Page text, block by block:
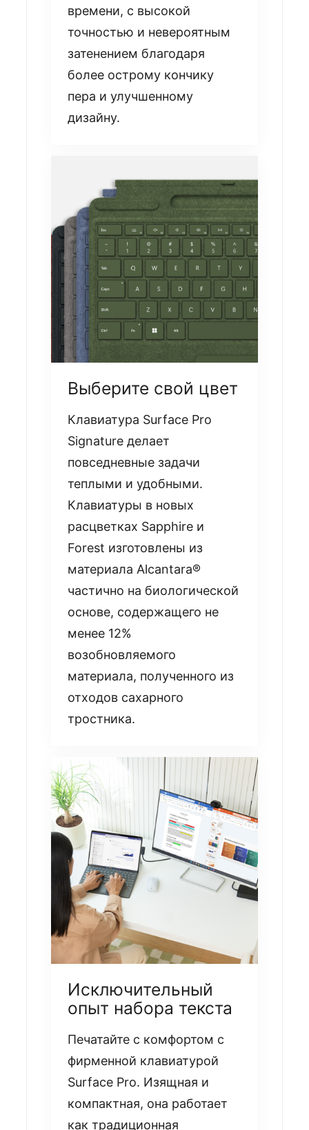
времени, с высокой
точностью и невероятным
затенением благодаря
более острому кончику
пера и улучшенному
дизайну.
Выберите свой цвет
Клавиатура Surface Pro
Signature делает
повседневные задачи
теплыми и удобными.
Клавиатуры в новых
расцветках Sapphire и
Forest изготовлены из
материала Alcantara®
частично на биологической
основе, содержащего не
менее 12%
возобновляемого
материала, полученного из
отходов сахарного
тростника.
Исключительный
опыт набора текста
Печатайте с комфортом с
фирменной клавиатурой
Surface Pro. Изящная и
компактная, она работает
как традиционная